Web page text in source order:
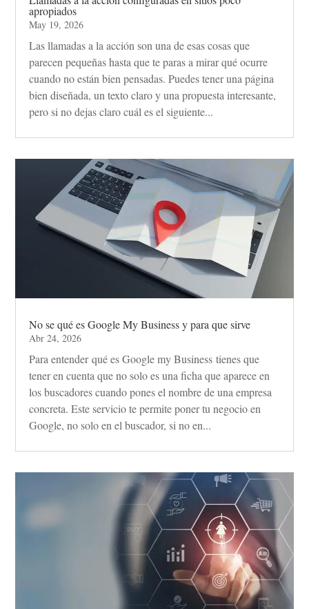
apropiados
May 19, 2026
Las llamadas a la acción son una de esas cosas que
parecen pequeñas hasta que te paras a mirar qué ocurre
cuando no están bien pensadas. Puedes tener una página
bien diseñada, un texto claro y una propuesta interesante,
pero si no dejas claro cuál es el siguiente...
No se qué es Google My Business y para que sirve
Abr 24, 2026
Para entender qué es Google my Business tienes que
tener en cuenta que no solo es una ficha que aparece en
los buscadores cuando pones el nombre de una empresa
concreta. Este servicio te permite poner tu negocio en
Google, no solo en el buscador, si no en...